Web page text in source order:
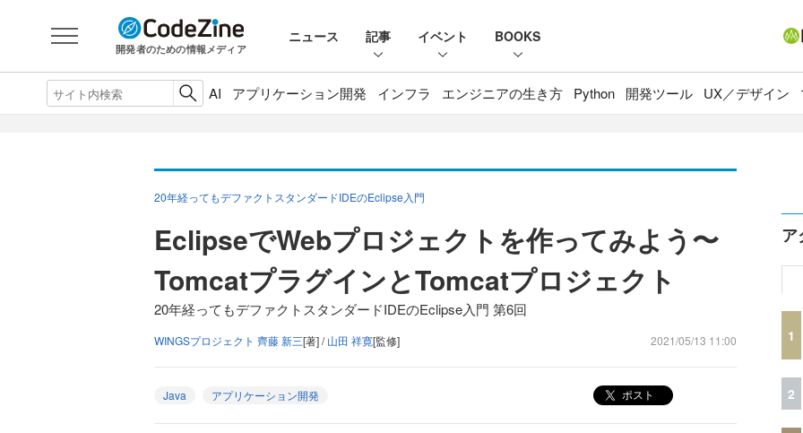
開発者のための情報メディア
ニュース 記事 イベント BOOKS
AI アプリケーション開発 インフラ エンジニアの生き方 Python 開発ツール UX／デザイン
20年経ってもデファクトスタンダードIDEのEclipse入門
EclipseでWebプロジェクトを作ってみよう〜
TomcatプラグインとTomcatプロジェクト
20年経ってもデファクトスタンダードIDEのEclipse入門 第6回
WINGSプロジェクト 齊藤 新三[著] /山田 祥寛[監修] 2021/05/13 11:00
Java アプリケーション開発 ポスト
ア
1
2